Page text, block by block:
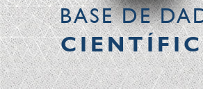
BASE DE